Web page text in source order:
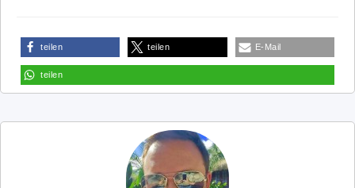
teilen teilen E-Mail
teilen